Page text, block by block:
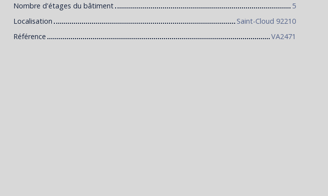
Nombre d'étages du bâtiment
5
Localisation
Saint-Cloud 92210
Référence
VA2471